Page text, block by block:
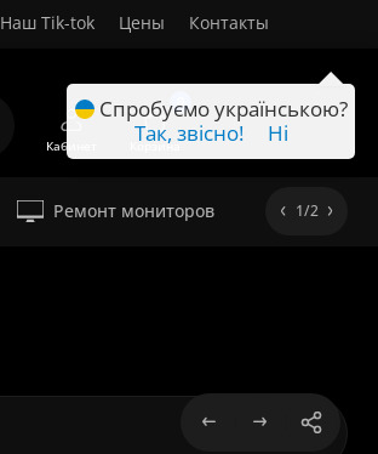
Наш Tik-tok Цены Контакты
Кабинет Корзина
Ремонт мониторов 1/2
Спробуємо українською?
Так, звісно!
Ні